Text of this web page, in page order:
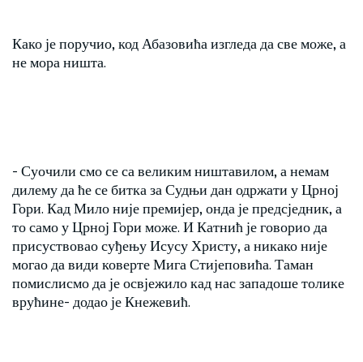
Како је поручио, код Абазовића изгледа да све може, а
не мора ништа.
- Суочили смо се са великим ништавилом, а немам
дилему да ће се битка за Судњи дан одржати у Црној
Гори. Кад Мило није премијер, онда је предсједник, а
то само у Црној Гори може. И Катнић је говорио да
присуствовао суђењу Исусу Христу, а никако није
могао да види коверте Мига Стијеповића. Таман
помислисмо да је освјежило кад нас западоше толике
врућине- додао је Кнежевић.